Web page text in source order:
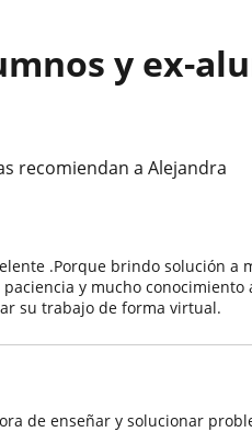
y ex-
recomiendan a Alejandra
.Porque brindo solución
y mucho conocimiento
su trabajo de forma virtual.
de enseñar y solucionar